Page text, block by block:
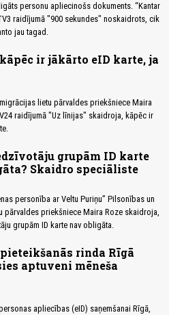
personu apliecinošs dokuments. “Kantar
raidījumā "900 sekundes" noskaidrots, cik
jau tagad.
ir jākārto eID karte, ja
lietu pārvaldes priekšniece Maira
raidījumā "Uz līnijas" skaidroja, kāpēc ir
grupām ID karte
Skaidro speciāliste
personība ar Veltu Puriņu” Pilsonības un
pārvaldes priekšniece Maira Roze skaidroja,
grupām ID karte nav obligāta.
rinda Rīgā
aptuveni mēneša
apliecības (eID) saņemšanai Rīgā,